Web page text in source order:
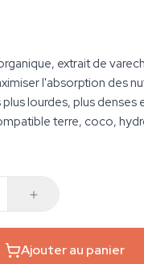
extrait de
l'absorption des
lourdes, plus denses
terre, coco,
Ajouter au panier